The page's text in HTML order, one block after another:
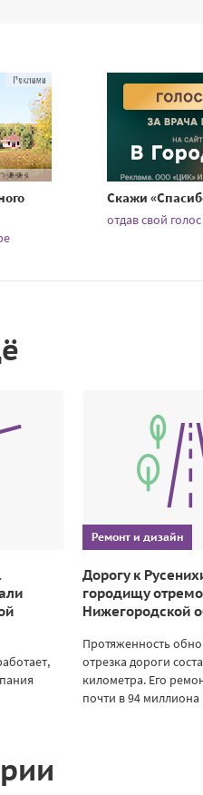
Скажи
отдав свой голос
Ремонт и дизайн
Дорогу к
городищу
Нижегородской
Протяженность
отрезка дороги
километра. Его
почти в 94 миллиона